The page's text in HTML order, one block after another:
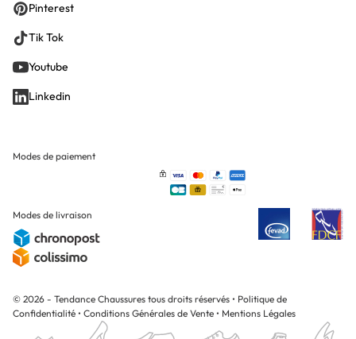
Pinterest
Tik Tok
Youtube
Linkedin
Modes de paiement
Modes de livraison
© 2026 - Tendance Chaussures tous droits réservés • Politique de
Confidentialité • Conditions Générales de Vente • Mentions Légales